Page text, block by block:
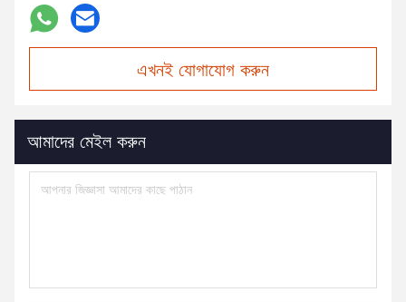
এখনই যোগাযোগ করুন
আমাদের মেইল করুন